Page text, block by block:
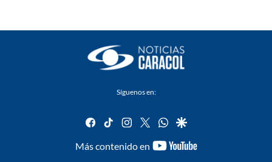
Síguenos en:
facebook
tiktok instagram
twitterwhatsapp
google
Más contenido en
youtube-